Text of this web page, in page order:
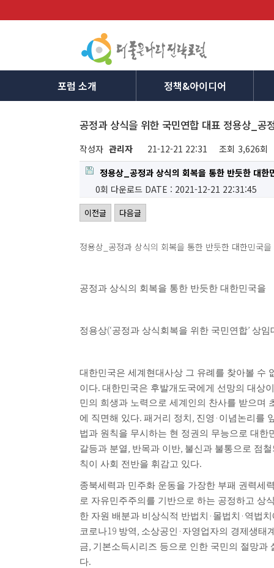
포럼 소개 정책&아이디어
공정과 상식을 위한 국민연합 대표 정용상_공
작성자 관리자 21-12-21 22:31 조회 3,626회
정용상_공정과 상식의 회복을 통한 반듯한 대
0회 다운로드 DATE : 2021-12-21 22:31:45
이전글 다음글
정용상_공정과 상식의 회복을 통한 반듯한 대한민국
공정과 상식의 회복을 통한 반듯한 대한민국을
정용상(‘공정과 상식회복을 위한 국민연합’ 상임
대한민국은 세계현대사상 그 유례를 찾아볼 수
이다. 대한민국은 후발개도국에게 선망의 대상
민의 희생과 노력으로 세계인의 찬사를 받으며
에 직면해 있다. 패거리 정치 진영 · 이념논리를
법과 원칙을 무시하는 현 정권의 무능으로 대
갈등과 분열
반목과 이반 불신과 불통으로 점
칙이 사회 전반을 휘감고 있다.
종북세력과 민주화 운동을 가장한 부패 권력세
로 자유민주주의를 기반으로 하는 공정하고 상
한 자원 배분과 비상식적 반법치 · 몰법치 · 역법
코로나19 방역 소상공인 · 자영업자의 경제생태
금 기본소득시리즈 등으로 인한 국민의 절망과
다.